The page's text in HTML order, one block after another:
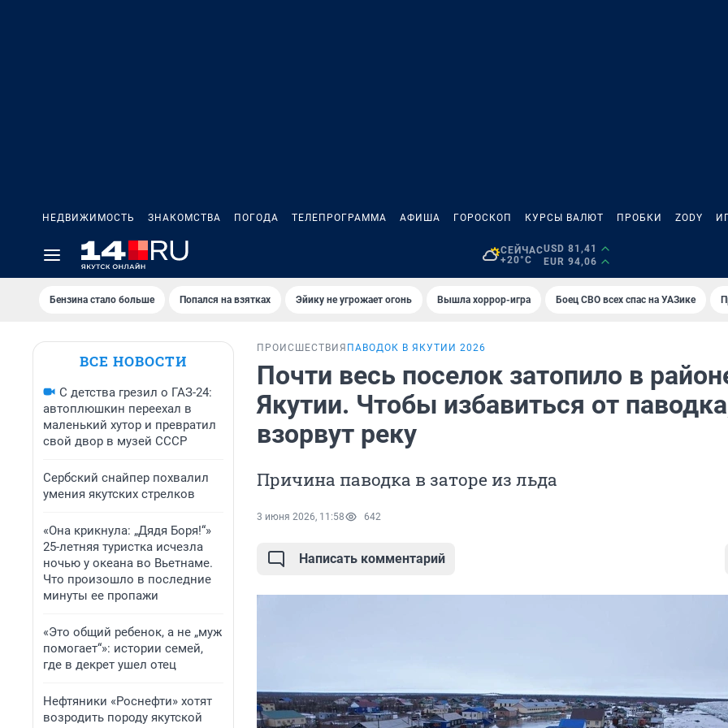
НЕДВИЖИМОСТЬ ЗНАКОМСТВА ПОГОДА ТЕЛЕПРОГРАММА АФИША ГОРОСКОП КУРСЫ ВАЛЮТ ПРОБКИ ZODY
СЕЙЧАС
+20°C
USD 81,41
EUR 94,06
Бензина стало больше Попался на взятках Эйику не угрожает огонь Вышла хоррор-игра Боец СВО всех спас на УАЗике
ВСЕ НОВОСТИ
С детства грезил о ГАЗ-24:
автоплюшкин переехал в
маленький хутор и превратил
свой двор в музей СССР
Сербский снайпер похвалил
умения якутских стрелков
«Она крикнула: „Дядя Боря!“»
25-летняя туристка исчезла
ночью у океана во Вьетнаме.
Что произошло в последние
минуты ее пропажи
«Это общий ребенок, а не „муж
помогает“»: истории семей,
где в декрет ушел отец
Нефтяники «Роснефти» хотят
возродить породу якутской
ПРОИСШЕСТВИЯ ПАВОДОК В ЯКУТИИ 2026
Почти весь поселок затопило в
Якутии. Чтобы избавиться от
взорвут реку
Причина паводка в заторе из льда
3 июня 2026, 11:58 642
Написать комментарий